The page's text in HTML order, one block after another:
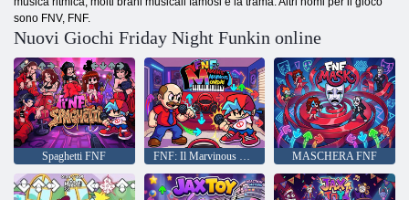
sono FNV, FNF.
Nuovi Giochi Friday Night Funkin online
Spaghetti FNF FNF: Il Marvinous Monday di Marvin MASCHERA FNF